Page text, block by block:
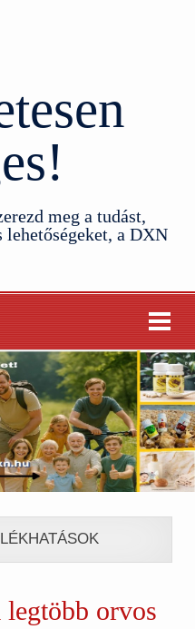
meg a tudást,
lehetőségeket, a DXN
orvos